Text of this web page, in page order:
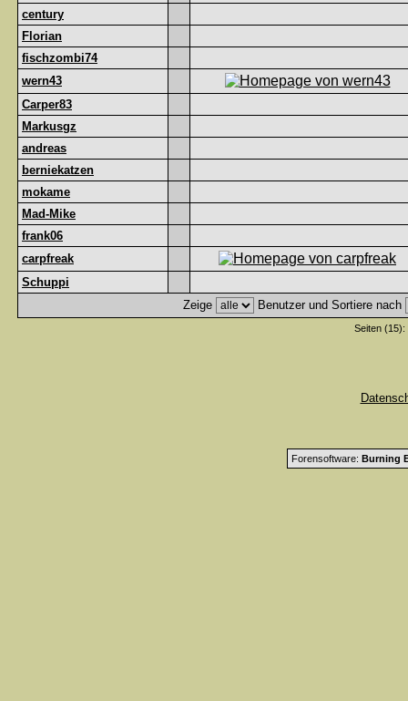
century
Florian
fischzombi74
wern43
Carper83
Markusgz
andreas
berniekatzen
mokame
Mad-Mike
frank06
carpfreak
Schuppi
Zeige
Benutzer und Sortiere nach
Seiten (15):
Forensoftware: Burning